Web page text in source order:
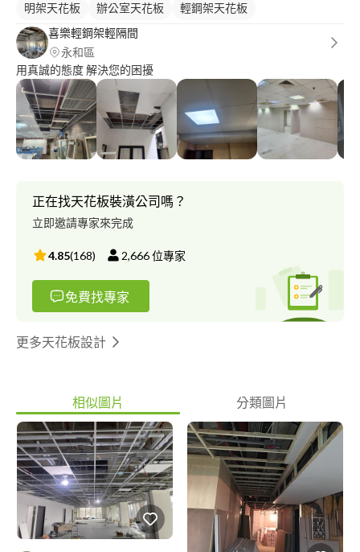
明架天花板 辦公室天花板
輕鋼架天花板
喜樂輕鋼架輕隔間
永和區
用真誠的態度 解決您的困擾
正在找天花板裝潢公司嗎？
立即邀請專家來完成
4.85(168) 2,666位專家
免費找專家
更多天花板設計
相似圖片 分類圖片